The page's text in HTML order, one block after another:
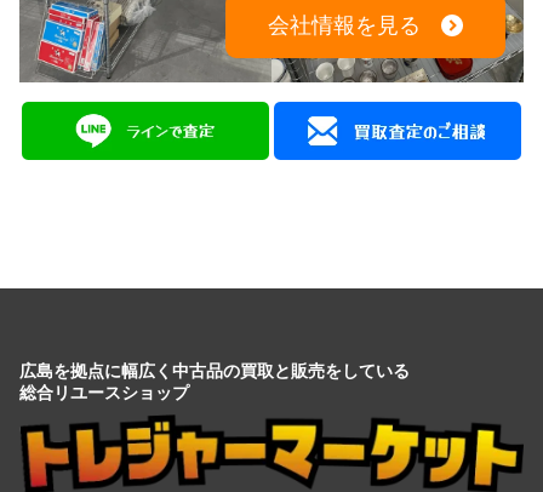
会社情報を見る
広島を拠点に幅広く中古品の買取と販売をしている
総合リユースショップ